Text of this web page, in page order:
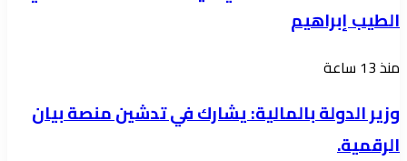
الخميس
شندي
الكبرى
تستمع
للمتحري
الطيب إبراهيم
وزير
بالمالية:
يشارك
منذ 13 ساعة
وزير الدولة بالمالية: يشارك في تدشين منصة بيان
الرقمية.